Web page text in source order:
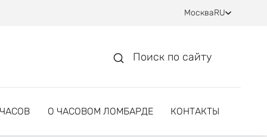
МоскваRU
Поиск по сайту
О ЧАСОВОМ ЛОМБАРДЕ КОНТАКТЫ